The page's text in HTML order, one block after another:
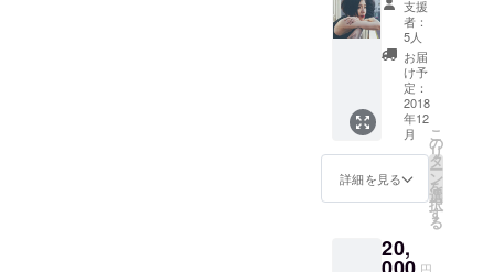
パン屋
の厨房
など場
所に全
く捕ら
われな
いパ
フォー
マンス
に加え
ベント
やお店
適な
アート
の旅を
楽しん
で頂き
たく、
心より
ちょっ
とした
悪戯
「悪セ
サ
て展示
もして
いま
す！ T
シャツ
だけで
はな
く、
KIIMAN
さんの
個性的
でかわ
クセサ
リーも
動す
る。
2016年
オール
ジャン
ルダン
スコン
テスト
NEXT
REAM2
1 にて
振付作
ティブ
香りを
お楽し
みいた
だけま
す。 〜
追伸〜
世界中
で古く
から特
定の樹
センス
は病の
エッセ
ンシャ
ルオイ
ルは高
品質の
ものを
使って
いま
す。 厳
選され
ぬいた
自然農
す（１
時間３
０分）
メッ
セージ
で日程
調整い
たいま
す。
ーーー
ーーー
ーー 柴
子： 株
式会社
支援
者：
5人
お届
け予
定：
2018
年12
月
詳細を見る
こ
の
リ
タ
ー
ン
を
選
択
す
る
20,